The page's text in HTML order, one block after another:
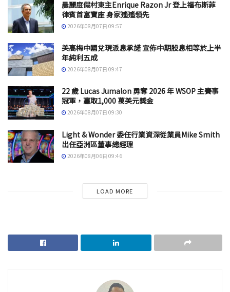
晨麗度假村東主Enrique Razon Jr 登上福布斯菲
律賓首富寶座 身家遙遙領先
2026年08月07日 09:57
美高梅中國兌現派息承諾 宣佈中期股息相等於上半
年純利五成
2026年08月07日 09:47
22 歲 Lucas Jumalon 勇奪 2026 年 WSOP 主賽事
冠軍，贏取1,000 萬美元獎金
2026年08月07日 09:30
Light & Wonder 委任行業資深從業員Mike Smith
出任亞洲區董事總經理
2026年08月06日 09:46
LOAD MORE